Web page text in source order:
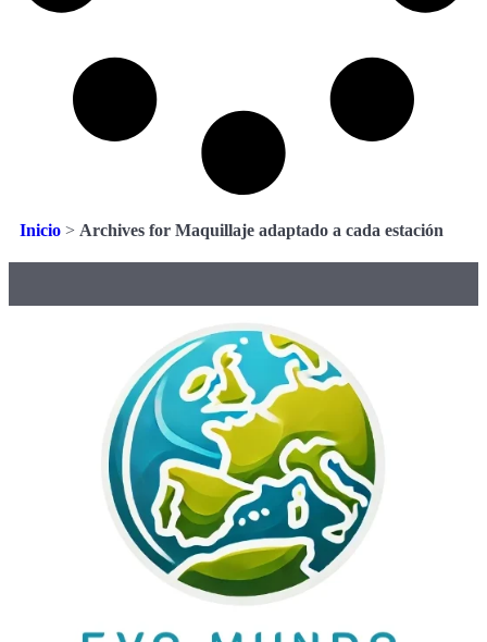
Inicio > Archives for Maquillaje adaptado a cada estación